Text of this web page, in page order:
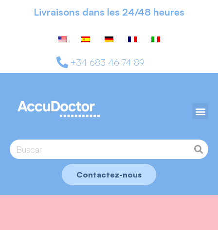
Livraisons dans les 24/48 heures
+34 683 46 74 89
Contactez-nous